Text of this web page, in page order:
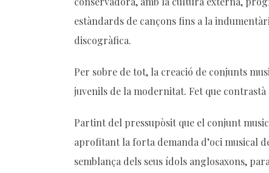
estàndards de cançons fins a la
discogràfica.
Per sobre de tot, la creació de conjunts
juvenils de la modernitat. Fet que
Partint del pressupòsit que el conjunt
aprofitant la forta demanda d’oci musical
semblança dels seus ídols anglosaxons,